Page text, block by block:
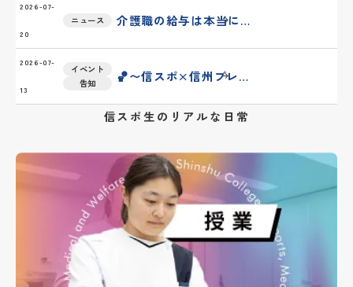
2026-07-
20
ニュース 介護職の給与は本当に上がっている？処遇改善加算と本校の地元就職実績で読み解く
2026-07-
13
イベント
告知
🏀〜信スポ×信州ブレイブウォリアーズ〜オープンキャンパスイベント🏀
CAMPUS LIFE
信スポ生のリアルな日常